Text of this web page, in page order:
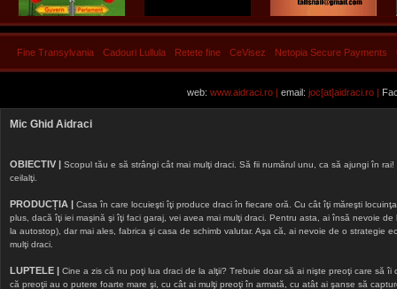
Fine Transylvania Cadouri Lullula Retete fine CeVisez Netopia Secure Payments
web: www.aidraci.ro | email: joc[at]aidraci.ro |
Mic Ghid Aidraci
OBIECTIV | Scopul tău e să strângi cât mai mulţi draci. Să fii numărul unu, ca să ajungi în
ceilalţi.
PRODUCȚIA | Casa în care locuieşti îţi produce draci în fiecare oră. Cu cât îţi măreşti
plus, dacă îţi iei maşină şi îţi faci garaj, vei avea mai mulţi draci. Pentru asta, ai însă nevoie
la autostop), dar mai ales, fabrica şi casa de schimb valutar. Aşa că, ai nevoie de o strategie
mulţi draci.
LUPTELE | Cine a zis că nu poţi lua draci de la alţii? Trebuie doar să ai nişte preoţi care să
că preoţii au o putere foarte mare şi, cu cât ai mulţi preoţi în armată, cu atât ai şanse să